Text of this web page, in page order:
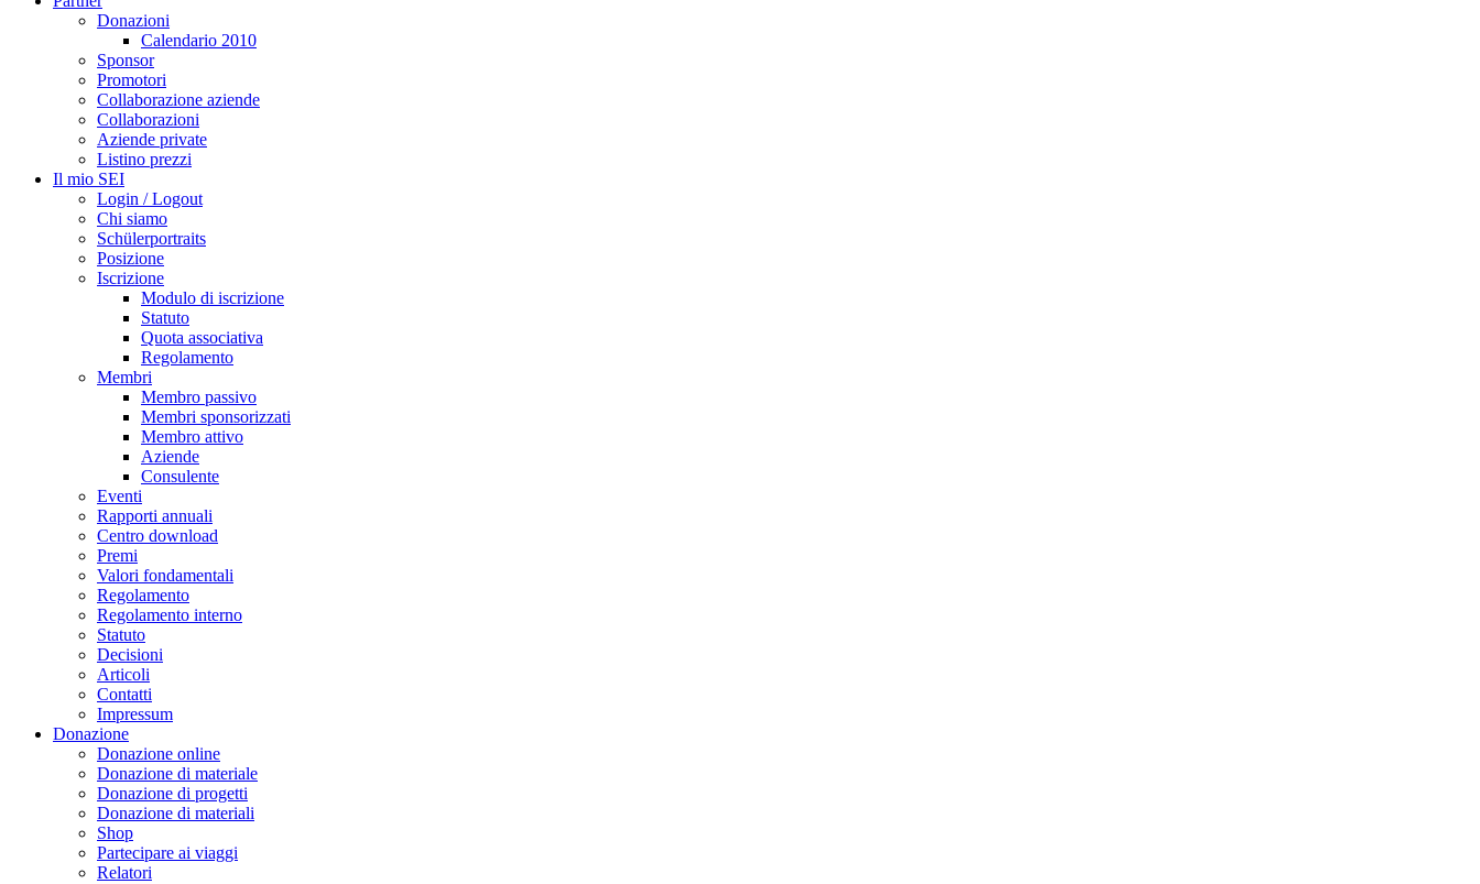
Donazioni
Calendario 2010
Sponsor
Promotori
Collaborazione aziende
Collaborazioni
Aziende private
Listino prezzi
Il mio SEI
Login / Logout
Chi siamo
Schülerportraits
Posizione
Iscrizione
Modulo di iscrizione
Statuto
Quota associativa
Regolamento
Membri
Membro passivo
Membri sponsorizzati
Membro attivo
Aziende
Consulente
Eventi
Rapporti annuali
Centro download
Premi
Valori fondamentali
Regolamento
Regolamento interno
Statuto
Decisioni
Articoli
Contatti
Impressum
Donazione
Donazione online
Donazione di materiale
Donazione di progetti
Donazione di materiali
Shop
Partecipare ai viaggi
Relatori